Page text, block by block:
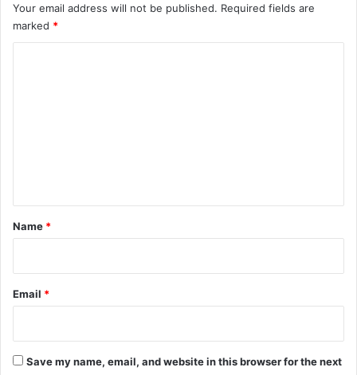
Your email address will not be published. Required fields are
marked *
*
Name *
Email *
Save my name, email, and website in this browser for the next